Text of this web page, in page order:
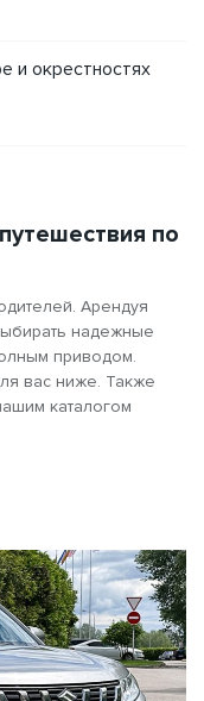
и окрестностях
по
Арендуя
надежные
приводом.
вас ниже. Также
каталогом